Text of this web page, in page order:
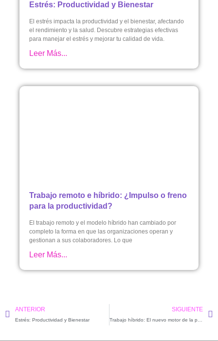
Estrés: Productividad y Bienestar
El estrés impacta la productividad y el bienestar, afectando
el rendimiento y la salud. Descubre estrategias efectivas
para manejar el estrés y mejorar tu calidad de vida.
Leer Más...
Trabajo remoto e híbrido: ¿Impulso o freno
para la productividad?
El trabajo remoto y el modelo híbrido han cambiado por
completo la forma en que las organizaciones operan y
gestionan a sus colaboradores. Lo que
Leer Más...
ANTERIOR
Estrés: Productividad y Bienestar
SIGUIENTE